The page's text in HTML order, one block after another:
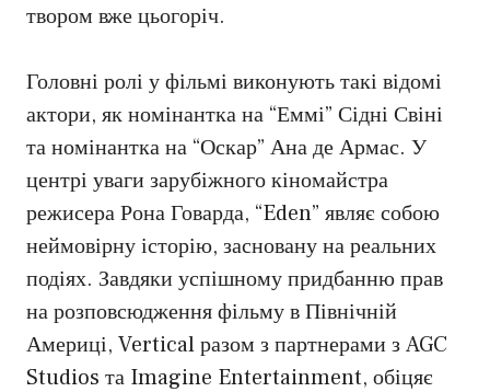
твором вже цьогоріч.
Головні ролі у фільмі виконують такі відомі
актори, як номінантка на “Еммі” Сідні Свіні
та номінантка на “Оскар” Ана де Армас. У
центрі уваги зарубіжного кіномайстра
режисера Рона Говарда, “Eden” являє собою
неймовірну історію, засновану на реальних
подіях. Завдяки успішному придбанню прав
на розповсюдження фільму в Північній
Америці, Vertical разом з партнерами з AGC
Studios та Imagine Entertainment, обіцяє